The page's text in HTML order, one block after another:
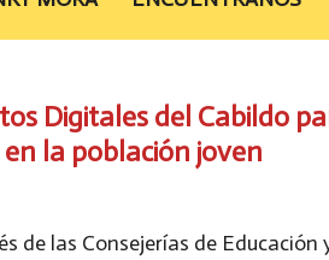
Digitales del Cabildo
la población joven
de las Consejerías de Educación